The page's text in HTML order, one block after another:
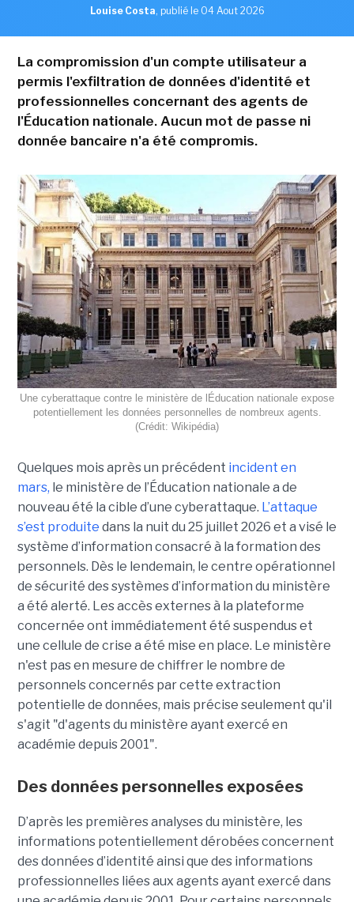
Louise Costa, publié le 04 Aout 2026
La compromission d'un compte utilisateur a
permis l'exfiltration de données d'identité et
professionnelles concernant des agents de
l'Éducation nationale. Aucun mot de passe ni
donnée bancaire n'a été compromis.
Une cyberattaque contre le ministère de lÉducation nationale expose
potentiellement les données personnelles de nombreux agents.
(Crédit: Wikipédia)
Quelques mois après un précédent incident en
mars, le ministère de l’Éducation nationale a de
nouveau été la cible d’une cyberattaque. L’attaque
s’est produite dans la nuit du 25 juillet 2026 et a visé le
système d’information consacré à la formation des
personnels. Dès le lendemain, le centre opérationnel
de sécurité des systèmes d’information du ministère
a été alerté. Les accès externes à la plateforme
concernée ont immédiatement été suspendus et
une cellule de crise a été mise en place. Le ministère
n'est pas en mesure de chiffrer le nombre de
personnels concernés par cette extraction
potentielle de données, mais précise seulement qu'il
s'agit "d'agents du ministère ayant exercé en
académie depuis 2001".
Des données personnelles exposées
D’après les premières analyses du ministère, les
informations potentiellement dérobées concernent
des données d’identité ainsi que des informations
professionnelles liées aux agents ayant exercé dans